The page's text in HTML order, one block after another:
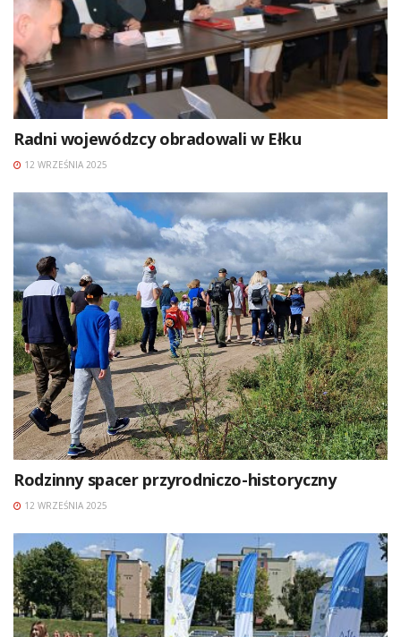
Radni wojewódzcy obradowali w Ełku
12 WRZEŚNIA 2025
Rodzinny spacer przyrodniczo-historyczny
12 WRZEŚNIA 2025